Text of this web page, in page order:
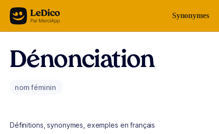
Aller au contenu Synonymes
Dénonciation
nom féminin
Définitions, synonymes, exemples en français